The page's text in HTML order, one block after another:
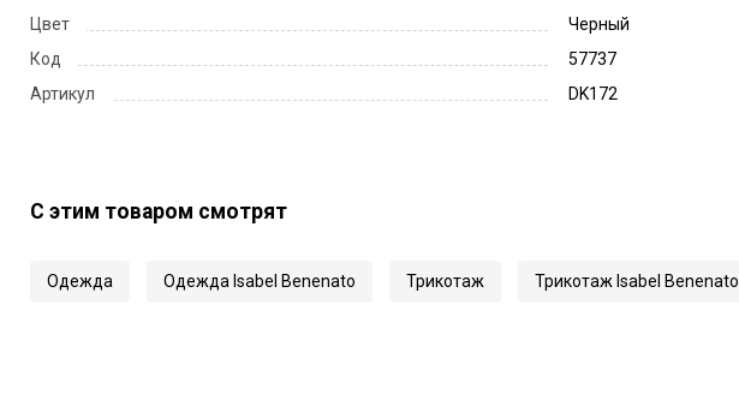
Цвет
Черный
Код
57737
Артикул
DK172
С этим товаром смотрят
Одежда Одежда Isabel Benenato Трикотаж Трикотаж Isabel Benenato